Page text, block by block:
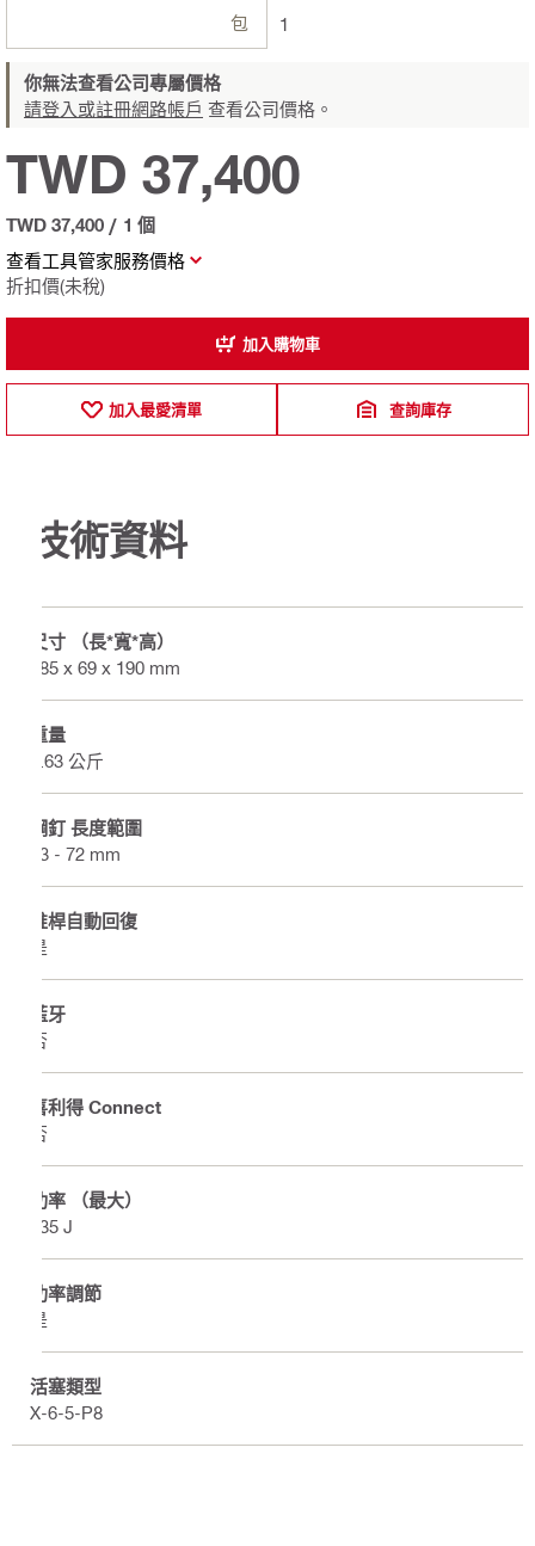
包 1
你無法查看公司專屬價格
請登入或註冊網路帳戶 查看公司價格。
查看工具管家服務價格
折扣價(未稅)
TWD 37,400
TWD 37,400 / 1 個
加入購物車
加入最愛清單 查詢庫存
技術資料
尺寸 （長*寬*高）
485 x 69 x 190 mm
重量
3.63 公斤
鋼釘 長度範圍
13 - 72 mm
推桿自動回復
是
藍牙
否
喜利得 Connect
否
功率 （最大）
335 J
功率調節
是
活塞類型
X-6-5-P8